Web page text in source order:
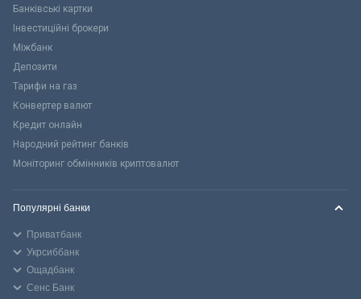
Банківські картки
Інвестиційні брокери
Міжбанк
Депозити
Тарифи на газ
Конвертер валют
Кредит онлайн
Народний рейтинг банків
Моніторинг обмінників криптовалют
Популярні банки
Приватбанк
Укрсиббанк
Ощадбанк
Сенс Банк